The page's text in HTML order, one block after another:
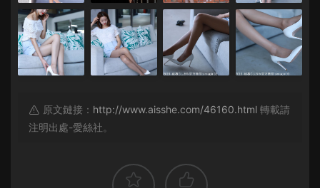
原文鏈接： http://www.aisshe.com/46160.html 轉載請
注明出處-愛絲社。